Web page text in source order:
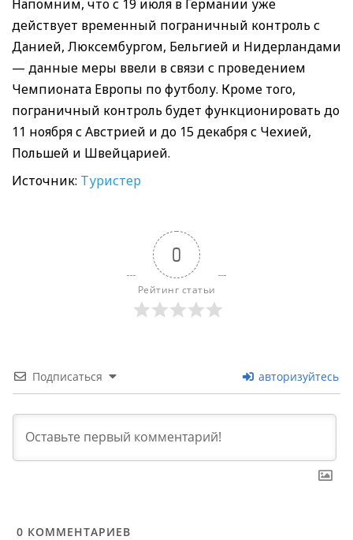
Напомним, что с 19 июля в Германии уже
действует временный пограничный контроль с
Данией, Люксембургом, Бельгией и Нидерландами
— данные меры ввели в связи с проведением
Чемпионата Европы по футболу. Кроме того,
пограничный контроль будет функционировать до
11 ноября с Австрией и до 15 декабря с Чехией,
Польшей и Швейцарией.
Источник: Туристер
0
Рейтинг статьи
Подписаться авторизуйтесь
0 КОММЕНТАРИЕВ